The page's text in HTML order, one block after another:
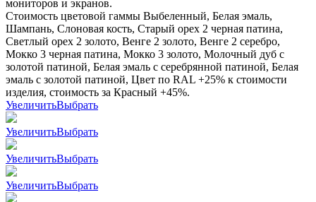
мониторов и экранов.
Стоимость цветовой гаммы Выбеленный, Белая эмаль,
Шампань, Слоновая кость, Старый орех 2 черная патина,
Светлый орех 2 золото, Венге 2 золото, Венге 2 серебро,
Мокко 3 черная патина, Мокко 3 золото, Молочный дуб с
золотой патиной, Белая эмаль с серебрянной патиной, Белая
эмаль с золотой патиной, Цвет по RAL +25% к стоимости
изделия, стоимость за Красный +45%.
УвеличитьВыбрать
УвеличитьВыбрать
УвеличитьВыбрать
УвеличитьВыбрать